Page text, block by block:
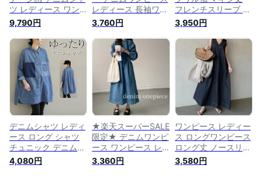
ツ レディース ワン
ピ ロングワンピース
ロングワンピ 長袖
羽織り デニム 綿
100％ コットン 大き
いサイズ ゆったり
◆ヒッコリーストラ
イプ シャツワンピー
ス
9,790円
レディース 長袖ワン
ピース オーバーサイ
ズ 春 シャツワンピ
秋 ロングワンピ 体
型カバー Aラインワ
ンピース ゆったり
ワンピース デニム
春ワンピ Aライン 長
袖 シャツワンピース
ロング ブルー
3,760円
フレンチスリーブ デ
ニムワンピ vネック
ロング ワンピース
レディース ロングワ
ンピース デニム ロ
ング丈 ワンピ バッ
クリボン 体型カバー
ゆったり ロングワン
ピ かわいい 春 夏 大
きいサイズ ブルー
3,950円
デニムシャツ レディ
ース ロング シャツ
チュニック デニム
シャツワンピ デニム
ワンピ デニム 羽織
4,080円
★楽天スーパーSALE
限定★ デニムワンピ
ース ワンピース レ
ディース ロングワン
ピース ロング 長袖
3,360円
ワンピース レディー
ス ロングワンピース
ロング丈 ノースリー
ブ ワンピ ロング Vネ
ック デニムワンピー
3,580円